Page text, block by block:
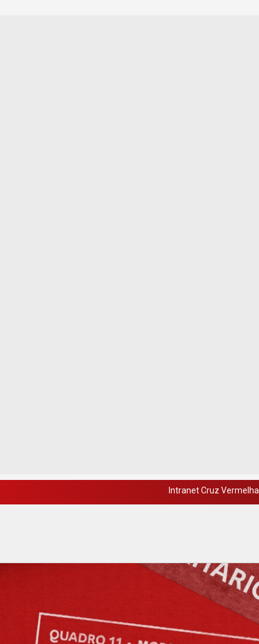
Intranet Cruz Vermelha